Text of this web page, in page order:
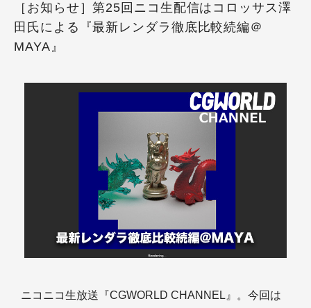
［お知らせ］第25回ニコ生配信はコロッサス澤
田氏による『最新レンダラ徹底比較続編＠
MAYA』
ニコニコ生放送『CGWORLD CHANNEL』。今回は